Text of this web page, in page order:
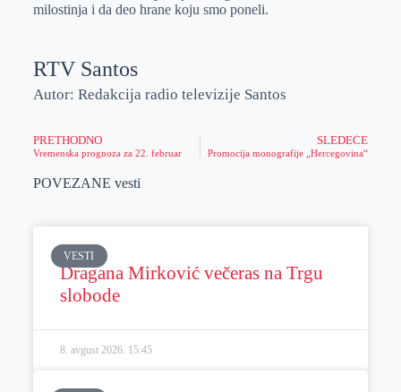
milostinja i da deo hrane koju smo poneli.
RTV Santos
Autor: Redakcija radio televizije Santos
PRETHODNO
Vremenska prognoza za 22. februar
SLEDEĆE
Promocija monografije „Hercegovina“
POVEZANE vesti
VESTI
Dragana Mirković večeras na Trgu
slobode
8. avgust 2026. 15:45